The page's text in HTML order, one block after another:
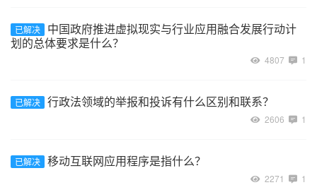
已解决
中国政府推进虚拟现实与行业应用融合发展行动计
划的总体要求是什么？
4807 1
已解决 行政法领域的举报和投诉有什么区别和联系？
2606 1
已解决 移动互联网应用程序是指什么？
2271 1